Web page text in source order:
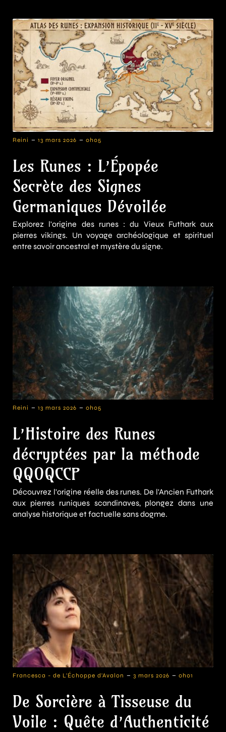
Reini - 13 mars 2026 - 0h05
Les Runes : L’Épopée
Secrète des Signes
Germaniques Dévoilée
Explorez l'origine des runes : du Vieux Futhark aux
pierres vikings. Un voyage archéologique et spirituel
entre savoir ancestral et mystère du signe.
Reini - 13 mars 2026 - 0h05
L’Histoire des Runes
décryptées par la méthode
QQOQCCP
Découvrez l'origine réelle des runes. De l'Ancien Futhark
aux pierres runiques scandinaves, plongez dans une
analyse historique et factuelle sans dogme.
Francesca - de L'Échoppe d'Avalon - 3 mars 2026 - 0h01
De Sorcière à Tisseuse du
Voile : Quête d’Authenticité